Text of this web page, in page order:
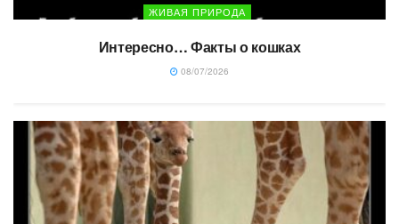
ЖИВАЯ ПРИРОДА
Интересно… Факты о кошках
08/07/2026